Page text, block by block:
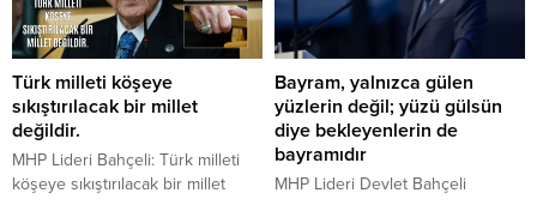
Türk milleti köşeye
sıkıştırılacak bir millet
değildir.
MHP Lideri Bahçeli: Türk milleti
köşeye sıkıştırılacak bir millet
Bayram, yalnızca gülen
yüzlerin değil; yüzü gülsün
diye bekleyenlerin de
bayramıdır
MHP Lideri Devlet Bahçeli